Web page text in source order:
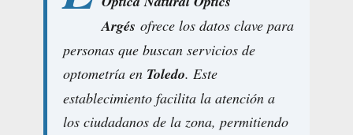
Argés ofrece los datos clave para
personas que buscan servicios de
optometría en Toledo. Este
establecimiento facilita la atención a
los ciudadanos de la zona, permitiendo